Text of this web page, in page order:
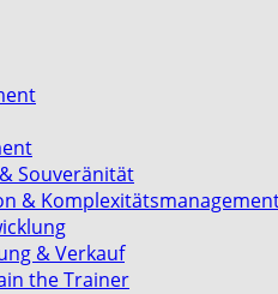
Souveränität
&
& Verkauf
the Trainer